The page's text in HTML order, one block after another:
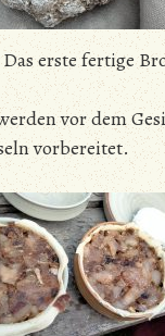
Das erste fertige
vor dem
vorbereitet.